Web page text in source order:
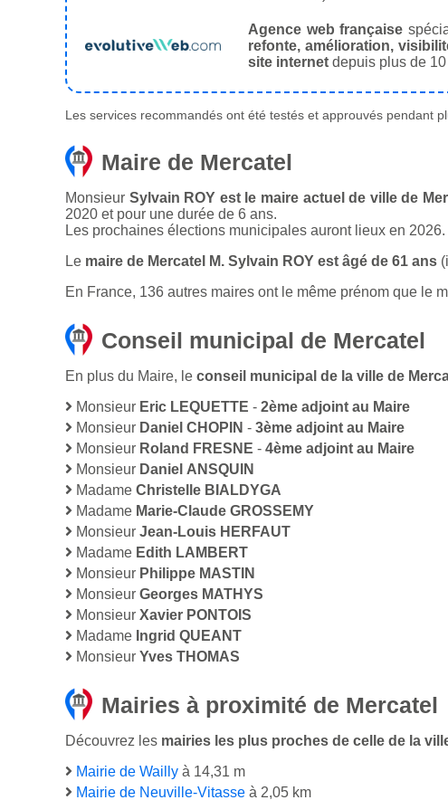
Agence web française
refonte, amélioration,
site internet depuis plus de
Les services recommandés ont été testés et approuvés pendant
Maire de Mercatel
Monsieur Sylvain ROY est le maire actuel de ville de
2020 et pour une durée de 6 ans.
Les prochaines élections municipales auront lieux en 2026.
Le maire de Mercatel M. Sylvain ROY est âgé de 61 ans
En France, 136 autres maires ont le même prénom que le
Conseil municipal de Mercatel
En plus du Maire, le conseil municipal de la ville de
Monsieur Eric LEQUETTE - 2ème adjoint au Maire
Monsieur Daniel CHOPIN - 3ème adjoint au Maire
Monsieur Roland FRESNE - 4ème adjoint au Maire
Monsieur Daniel ANSQUIN
Madame Christelle BIALDYGA
Madame Marie-Claude GROSSEMY
Monsieur Jean-Louis HERFAUT
Madame Edith LAMBERT
Monsieur Philippe MASTIN
Monsieur Georges MATHYS
Monsieur Xavier PONTOIS
Madame Ingrid QUEANT
Monsieur Yves THOMAS
Mairies à proximité de Mercatel
Découvrez les mairies les plus proches de celle de la
Mairie de Wailly à 14,31 m
Mairie de Neuville-Vitasse à 2,05 km